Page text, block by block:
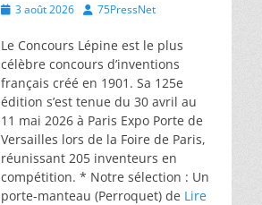
Posted
3 août 2026 Author
75PressNet
Le Concours Lépine est le plus
célèbre concours d’inventions
français créé en 1901. Sa 125e
édition s’est tenue du 30 avril au
11 mai 2026 à Paris Expo Porte de
Versailles lors de la Foire de Paris,
réunissant 205 inventeurs en
compétition. * Notre sélection : Un
porte-manteau (Perroquet) de Lire